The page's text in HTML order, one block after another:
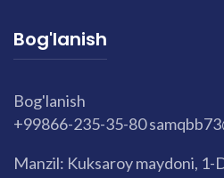
Bog'lanish
Bog'lanish
+99866-235-35-80
Manzil: Kuksaroy maydoni, 1-